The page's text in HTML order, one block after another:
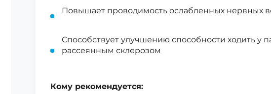
Повышает проводимость ослабленных нервных
Способствует улучшению способности ходить у
рассеянным склерозом
Кому рекомендуется: